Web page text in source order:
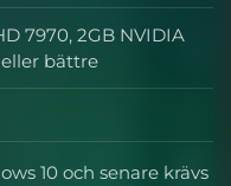
7970, 2GB NVIDIA
eller bättre
10 och senare krävs